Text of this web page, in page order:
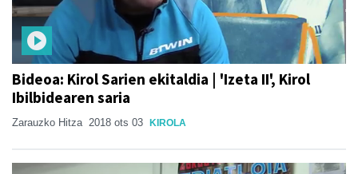
Bideoa: Kirol Sarien ekitaldia | 'Izeta II', Kirol
Ibilbidearen saria
Zarauzko Hitza 2018 ots 03 KIROLA